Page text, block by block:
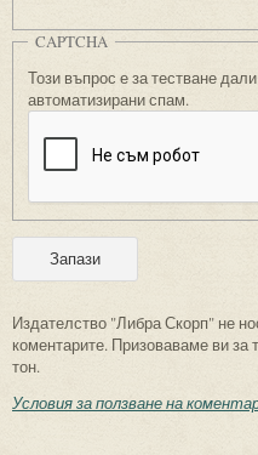
CAPTCHA
Този въпрос е за тестване
автоматизирани спам.
Издателство "Либра Скорп" не
коментарите. Призоваваме ви за
тон.
Условия за ползване на